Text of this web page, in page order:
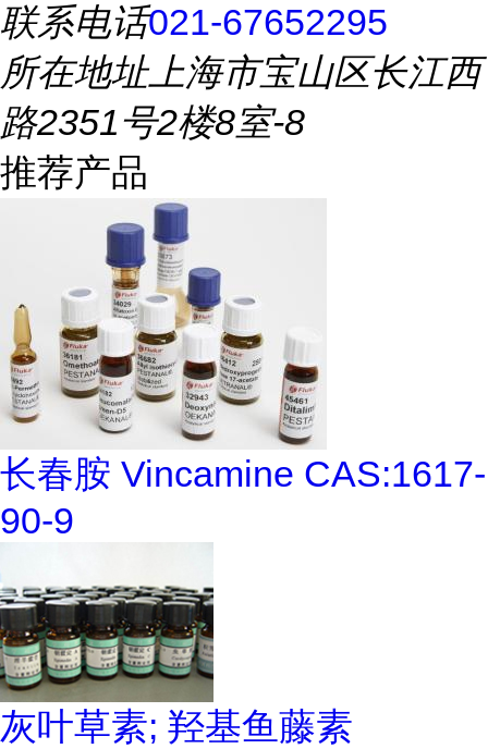
联系电话021-67652295
所在地址上海市宝山区长江西
路2351号2楼8室-8
推荐产品
长春胺 Vincamine CAS:1617-
90-9
灰叶草素; 羟基鱼藤素